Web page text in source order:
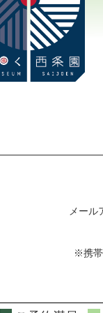
メール
※携帯